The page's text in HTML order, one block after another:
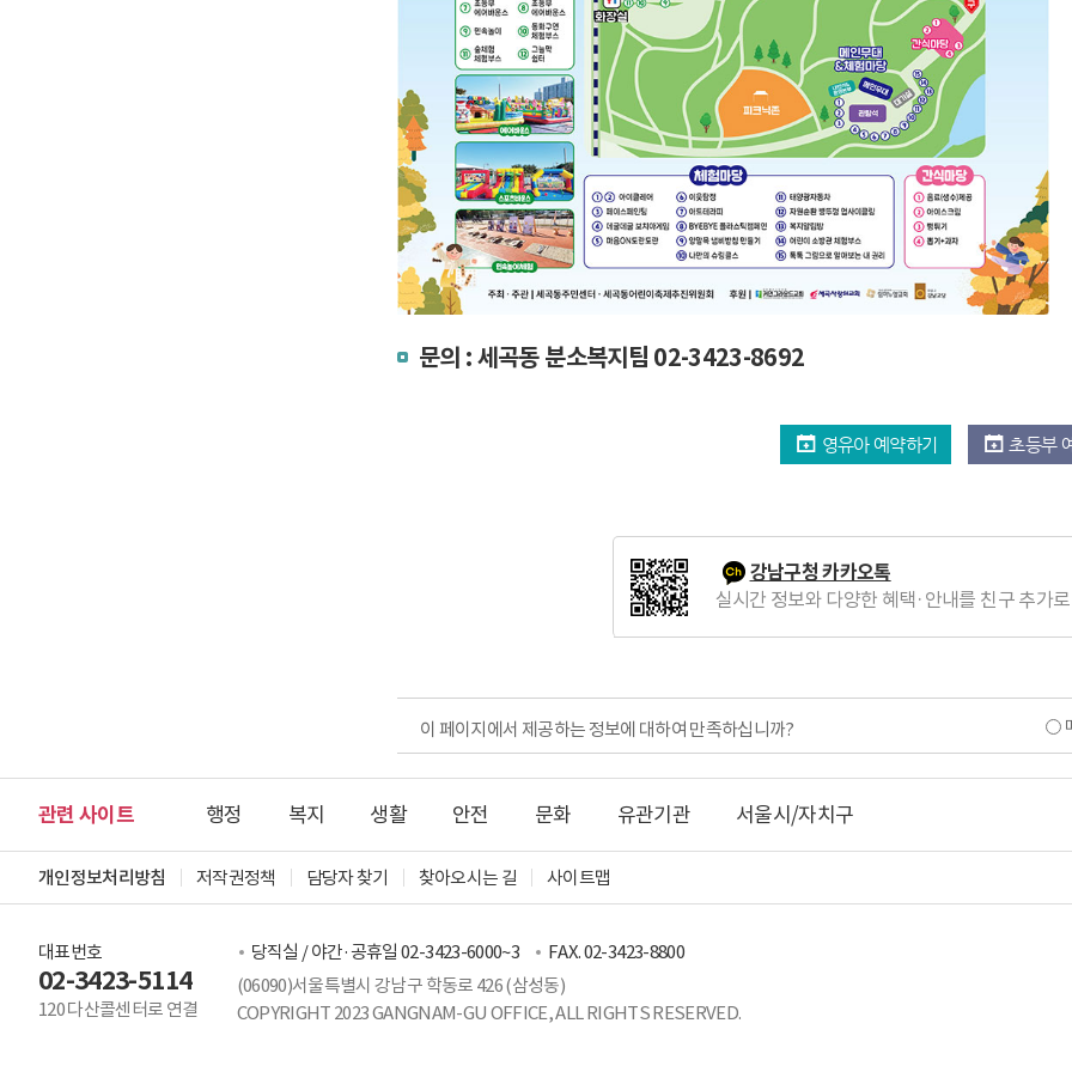
문의 : 세곡동 분소복지팀 02-3423-8692
영유아 예약하기 초등부
강남구청 카카오톡
실시간 정보와 다양한 혜택·안내를 친구 추가
이 페이지에서 제공하는 정보에 대하여 만족하십니까?
관련 사이트 행정 복지 생활 안전 문화 유관기관 서울시/자치구
개인정보처리방침 저작권정책 담당자 찾기 찾아오시는 길 사이트맵
대표번호
02-3423-5114
120 다산콜센터로 연결
당직실 / 야간·공휴일 02-3423-6000~3
FAX. 02-3423-8800
(06090)서울특별시 강남구 학동로 426 (삼성동)
COPYRIGHT 2023 GANGNAM-GU OFFICE, ALL RIGHTS RESERVED.